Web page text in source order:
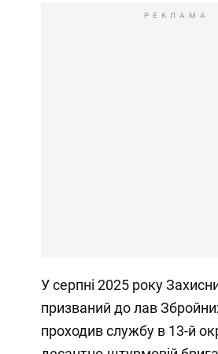
РЕКЛАМА
У серпні 2025 року
призваний до лав
проходив службу в 13-й